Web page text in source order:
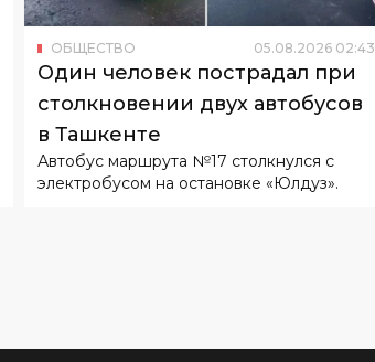
ОБЩЕСТВО 05.08.2026 02:43
Один человек пострадал при
столкновении двух автобусов
в Ташкенте
Автобус маршрута №17 столкнулся с
электробусом на остановке «Юлдуз».